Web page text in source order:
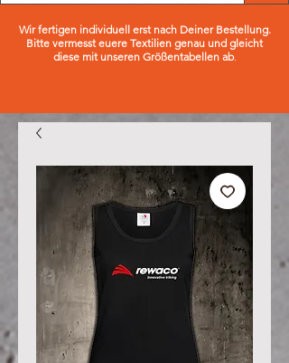
Wir fertigen individuell erst nach Deiner Bestellung.
Bitte vermesst euere Textilien genau und gleicht
diese mit unseren Größentabellen ab.